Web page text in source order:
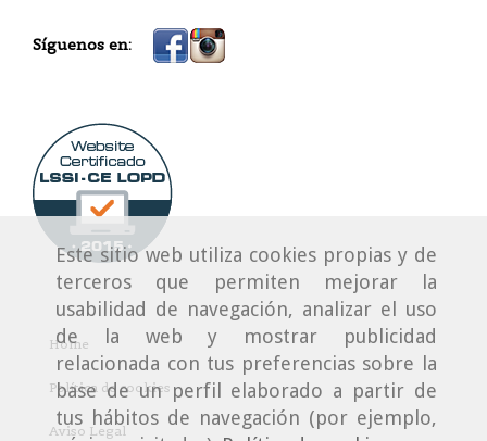
Este sitio web utiliza cookies propias y de
terceros que permiten mejorar la
usabilidad de navegación, analizar el uso
de la web y mostrar publicidad
relacionada con tus preferencias sobre la
base de un perfil elaborado a partir de
tus hábitos de navegación (por ejemplo,
Síguenos en:
Home
Política de cookies
Aviso Legal